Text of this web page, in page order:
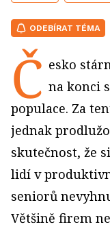
ODEBÍRAT TÉMA
Č esko
na konci
populace. Za
jednak
skutečnost, že
lidí v
seniorů
Většině firem